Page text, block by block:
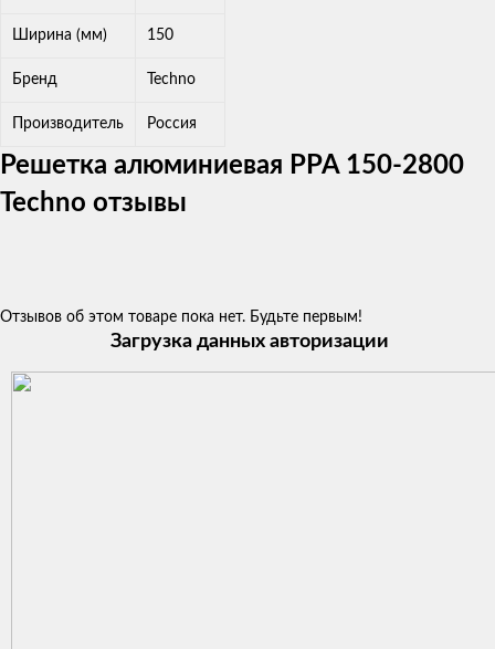
Ширина (мм) 150
Бренд Techno
Производитель Россия
Решетка алюминиевая PPA 150-2800
Techno отзывы
Отзывов об этом товаре пока нет. Будьте первым!
Загрузка данных авторизации